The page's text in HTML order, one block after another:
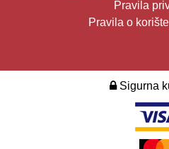
Pravila
Pravila o
Sigurna